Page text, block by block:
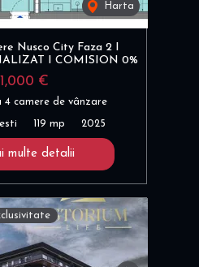
Harta
Nusco City Faza 2 I
I COMISION 0%
€
camere de vânzare
119 mp 2025
multe detalii